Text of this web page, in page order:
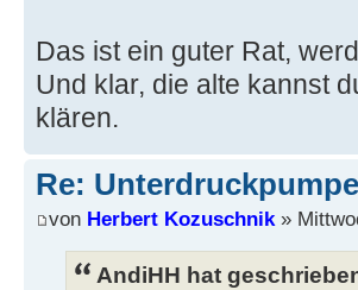
Das ist ein guter Rat,
Und klar, die alte kannst
klären.
Re:
von Herbert Kozuschnik»
AndiHH hat